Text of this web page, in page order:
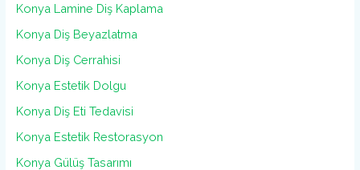
Konya Lamine Diş Kaplama
Konya Diş Beyazlatma
Konya Diş Cerrahisi
Konya Estetik Dolgu
Konya Diş Eti Tedavisi
Konya Estetik Restorasyon
Konya Gülüş Tasarımı